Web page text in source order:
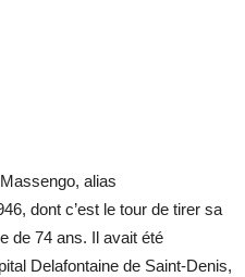
alias
dont c’est le tour de tirer sa
de 74 ans. Il avait été
Delafontaine de Saint-Denis,